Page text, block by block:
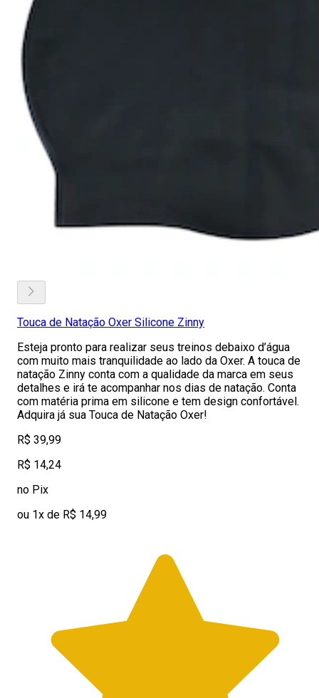
Touca de Natação Oxer Silicone Zinny
Esteja pronto para realizar seus treinos debaixo d’água
com muito mais tranquilidade ao lado da Oxer. A touca de
natação Zinny conta com a qualidade da marca em seus
detalhes e irá te acompanhar nos dias de natação. Conta
com matéria prima em silicone e tem design confortável.
Adquira já sua Touca de Natação Oxer!
R$ 39,99
R$ 14,24
no Pix
ou 1x de R$ 14,99